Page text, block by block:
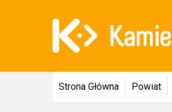
Strona Główna Powiat